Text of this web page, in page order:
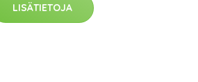
LISÄTIETOJA